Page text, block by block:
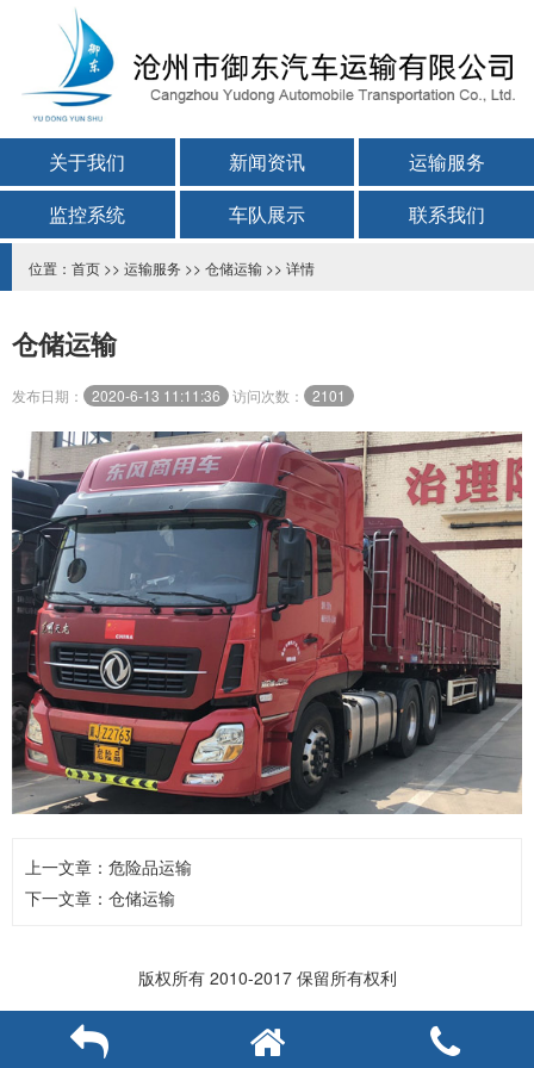
关于我们 新闻资讯
运输服务
监控系统
车队展示 联系我们
位置： 首页 >> 运输服务 >> 仓储运输 >> 详情
仓储运输
发布日期： 2020-6-13 11:11:36 访问次数： 2101
上一文章： 危险品运输
下一文章： 仓储运输
版权所有 2010-2017 保留所有权利